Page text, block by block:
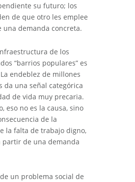
su futuro; los
de que otro les emplee
una demanda concreta.
de los
“barrios populares” es
endeblez de millones
da una señal categórica
de vida muy precaria.
eso no es la causa, sino
de la
la falta de trabajo digno,
de una demanda
un problema social de